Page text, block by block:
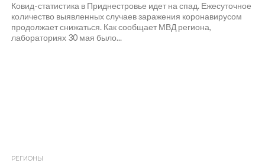
Ковид-статистика в Приднестровье идет на спад. Ежесуточное
количество выявленных случаев заражения коронавирусом
продолжает снижаться. Как сообщает МВД региона,
лабораториях 30 мая было...
РЕГИОНЫ